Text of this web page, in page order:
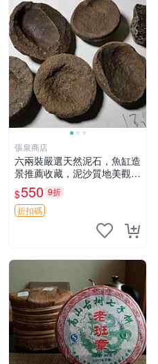
張泉商店
六兩裝嚴選天然泥石，魚缸造
景推薦收藏，泥沙質地美觀
泥石 石頭 鱽Tank
$550 9折
折扣碼